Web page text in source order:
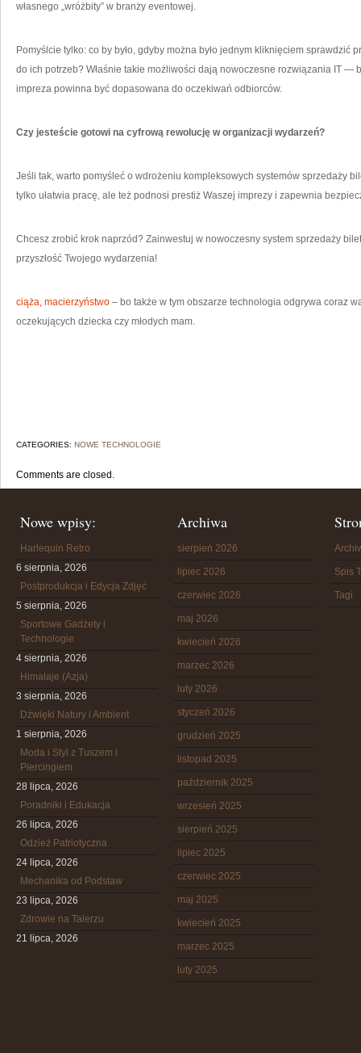
własnego „wróżbity” w branży eventowej.
Pomyślcie tylko: co by było, gdyby można było jednym kliknięciem sprawdzić
do ich potrzeb? Właśnie takie możliwości dają nowoczesne rozwiązania IT —
impreza powinna być dopasowana do oczekiwań odbiorców.
Czy jesteście gotowi na cyfrową rewolucję w organizacji wydarzeń?
Jeśli tak, warto pomyśleć o wdrożeniu kompleksowych systemów sprzedaży
tylko ułatwia pracę, ale też podnosi prestiż Waszej imprezy i zapewnia
Chcesz zrobić krok naprzód? Zainwestuj w nowoczesny system sprzedaży
przyszłość Twojego wydarzenia!
ciąża, macierzyństwo – bo także w tym obszarze technologia odgrywa coraz
oczekujących dziecka czy młodych mam.
CATEGORIES: NOWE TECHNOLOGIE
Comments are closed.
Nowe wpisy:
Harlequin Retro
6 sierpnia, 2026
Postprodukcja i Edycja Zdjęć
5 sierpnia, 2026
Sportowe Gadżety i
Technologie
4 sierpnia, 2026
Himalaje (Azja)
3 sierpnia, 2026
Dźwięki Natury i Ambient
1 sierpnia, 2026
Moda i Styl z Tuszem i
Piercingiem
28 lipca, 2026
Poradniki i Edukacja
26 lipca, 2026
Odzież Patriotyczna
24 lipca, 2026
Mechanika od Podstaw
23 lipca, 2026
Zdrowie na Talerzu
21 lipca, 2026
Archiwa
sierpień 2026
lipiec 2026
czerwiec 2026
maj 2026
kwiecień 2026
marzec 2026
luty 2026
styczeń 2026
grudzień 2025
listopad 2025
październik 2025
wrzesień 2025
sierpień 2025
lipiec 2025
czerwiec 2025
maj 2025
kwiecień 2025
marzec 2025
luty 2025
Spis
Tagi